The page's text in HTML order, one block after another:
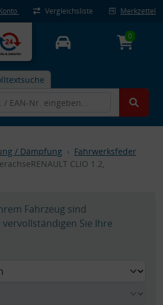
Vergleichsliste Merkzettel
0
/ Dämpfung
Fahrwerksfeder
CLIO 1.2,
Fahrzeug sind
Sie Ihre